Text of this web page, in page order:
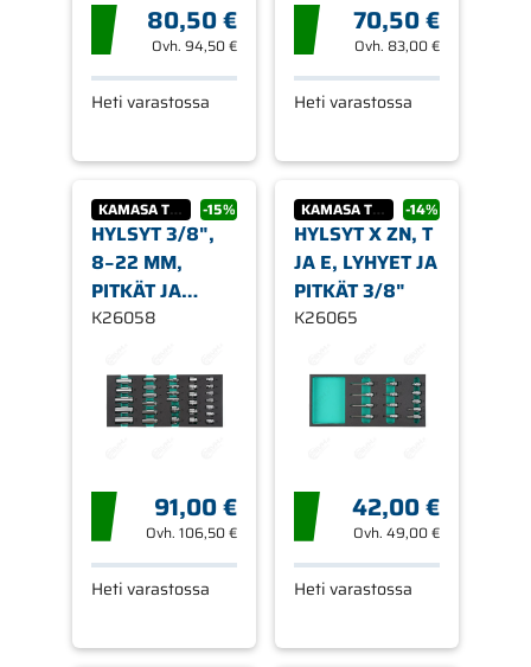
80,50 €
Ovh. 94,50 €
Heti varastossa
70,50 €
Ovh. 83,00 €
Heti varastossa
KAMASA TOOLS -15%
HYLSYT 3/8",
8−22 MM,
PITKÄT JA
LYHYET
K26058
91,00 €
Ovh. 106,50 €
Heti varastossa
KAMASA TOOLS -14%
HYLSYT X ZN, T
JA E, LYHYET JA
PITKÄT 3/8"
K26065
42,00 €
Ovh.49,00 €
Heti varastossa